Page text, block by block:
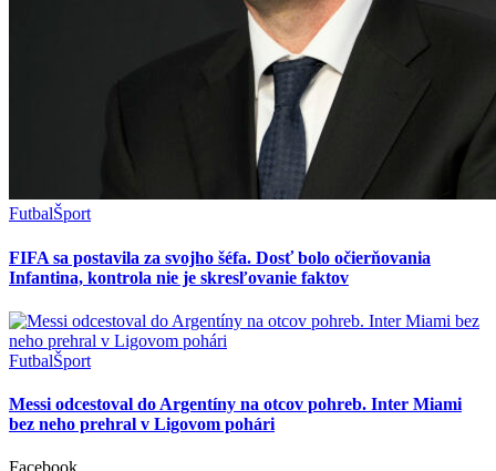
FutbalŠport
FIFA sa postavila za svojho šéfa. Dosť bolo očierňovania
Infantina, kontrola nie je skresľovanie faktov
FutbalŠport
Messi odcestoval do Argentíny na otcov pohreb. Inter Miami
bez neho prehral v Ligovom pohári